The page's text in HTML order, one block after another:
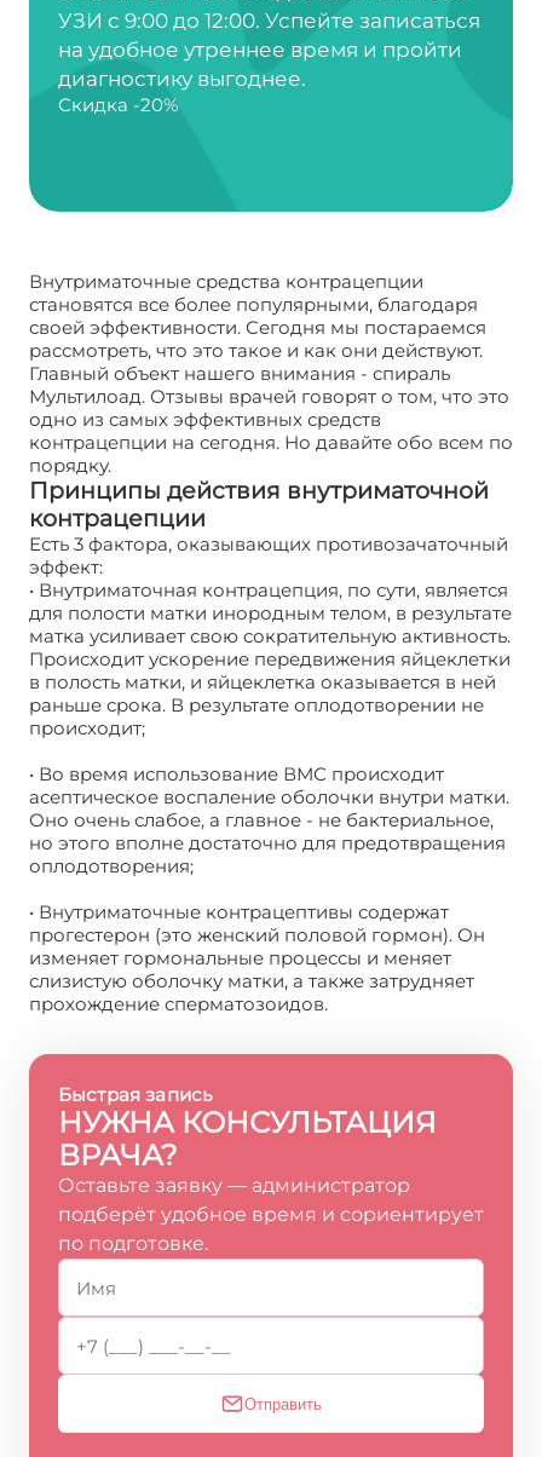
УЗИ с 9:00 до 12:00. Успейте записаться
на удобное утреннее время и пройти
диагностику выгоднее.
Скидка -20%
Внутриматочные средства контрацепции
становятся все более популярными, благодаря
своей эффективности. Сегодня мы постараемся
рассмотреть, что это такое и как они действуют.
Главный объект нашего внимания - спираль
Мультилоад. Отзывы врачей говорят о том, что это
одно из самых эффективных средств
контрацепции на сегодня. Но давайте обо всем по
порядку.
Принципы действия внутриматочной
контрацепции
Есть 3 фактора, оказывающих противозачаточный
эффект:
• Внутриматочная контрацепция, по сути, является
для полости матки инородным телом, в результате
матка усиливает свою сократительную активность.
Происходит ускорение передвижения яйцеклетки
в полость матки, и яйцеклетка оказывается в ней
раньше срока. В результате оплодотворении не
происходит;
• Во время использование ВМС происходит
асептическое воспаление оболочки внутри матки.
Оно очень слабое, а главное - не бактериальное,
но этого вполне достаточно для предотвращения
оплодотворения;
• Внутриматочные контрацептивы содержат
прогестерон (это женский половой гормон). Он
изменяет гормональные процессы и меняет
слизистую оболочку матки, а также затрудняет
прохождение сперматозоидов.
Быстрая запись
НУЖНА КОНСУЛЬТАЦИЯ
ВРАЧА?
Оставьте заявку — администратор
подберёт удобное время и сориентирует
по подготовке.
Отправить